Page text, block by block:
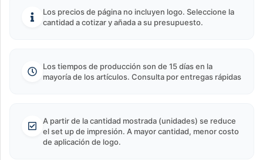
Los precios de página no incluyen logo. Seleccione la
cantidad a cotizar y añada a su presupuesto.
Los tiempos de producción son de 15 días en la
mayoría de los artículos. Consulta por entregas rápidas
A partir de la cantidad mostrada (unidades) se reduce
el set up de impresión. A mayor cantidad, menor costo
de aplicación de logo.